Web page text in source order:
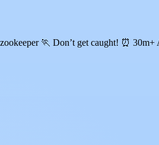
🏃 Don’t get caught! ⏰